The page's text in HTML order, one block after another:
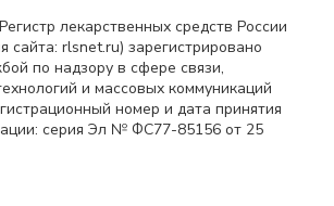
лекарственных средств России
сайта: rlsnet.ru) зарегистрировано
по надзору в сфере связи,
и массовых коммуникаций
номер и дата принятия
серия Эл № ФС77-85156 от 25